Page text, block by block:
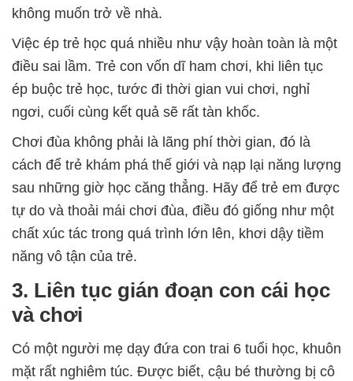
không muốn trở về nhà.
Việc ép trẻ học quá nhiều như vậy hoàn toàn là một
điều sai lầm. Trẻ con vốn dĩ ham chơi, khi liên tục
ép buộc trẻ học, tước đi thời gian vui chơi, nghỉ
ngơi, cuối cùng kết quả sẽ rất tàn khốc.
Chơi đùa không phải là lãng phí thời gian, đó là
cách để trẻ khám phá thế giới và nạp lại năng lượng
sau những giờ học căng thẳng. Hãy để trẻ em được
tự do và thoải mái chơi đùa, điều đó giống như một
chất xúc tác trong quá trình lớn lên, khơi dậy tiềm
năng vô tận của trẻ.
3. Liên tục gián đoạn con cái học
và chơi
Có một người mẹ dạy đứa con trai 6 tuổi học, khuôn
mặt rất nghiêm túc. Được biết, cậu bé thường bị cô